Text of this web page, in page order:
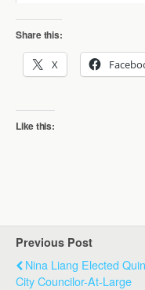
Share this:
X
Like this:
Previous Post
Nina Liang Elected
City Councilor-At-Large